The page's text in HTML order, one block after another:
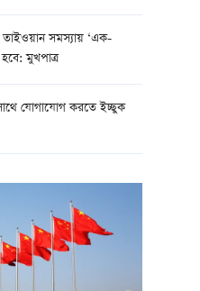
তাইওয়ান সমস্যায় ‘এক-
মুখপাত্র
যোগাযোগ করতে ইচ্ছুক